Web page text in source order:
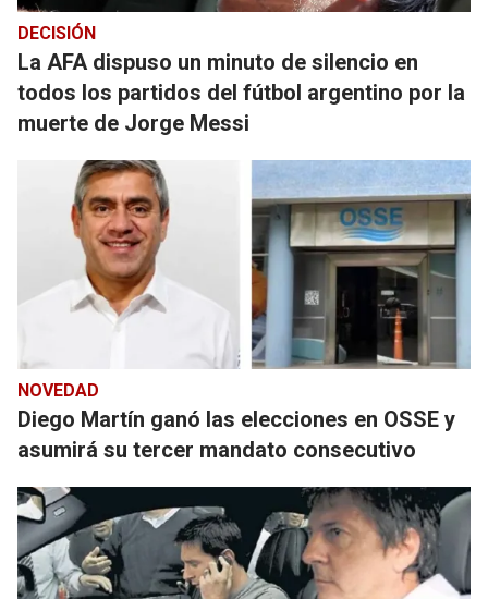
DECISIÓN
La AFA dispuso un minuto de silencio en
todos los partidos del fútbol argentino por la
muerte de Jorge Messi
NOVEDAD
Diego Martín ganó las elecciones en OSSE y
asumirá su tercer mandato consecutivo